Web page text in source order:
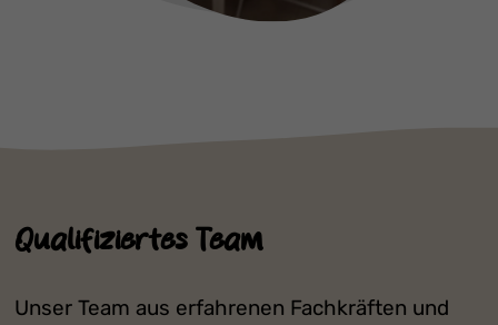
Qualifiziertes Team
Unser Team aus erfahrenen Fachkräften und